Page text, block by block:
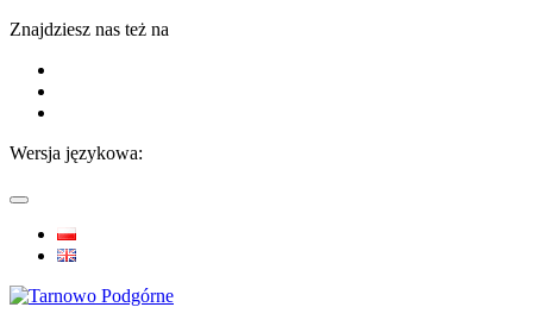
Znajdziesz nas też na
Wersja językowa: